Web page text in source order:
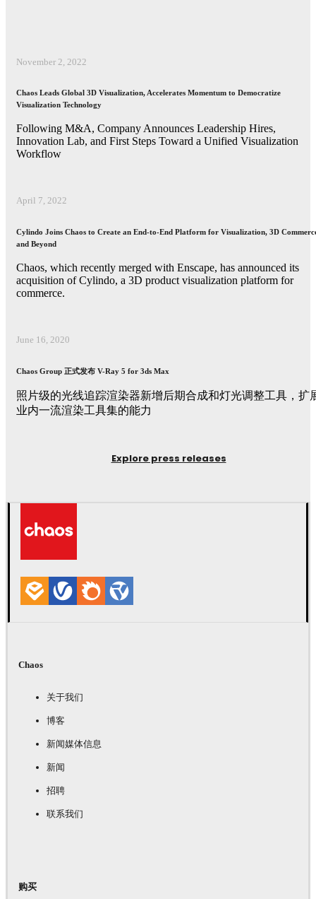
November 2, 2022
Chaos Leads Global 3D Visualization, Accelerates Momentum to Democratize
Visualization Technology
Following M&A, Company Announces Leadership Hires,
Innovation Lab, and First Steps Toward a Unified Visualization
Workflow
April 7, 2022
Cylindo Joins Chaos to Create an End-to-End Platform for Visualization, 3D
and Beyond
Chaos, which recently merged with Enscape, has announced its
acquisition of Cylindo, a 3D product visualization platform for
commerce.
June 16, 2020
Chaos Group 正式发布 V-Ray 5 for 3ds Max
照片级的光线追踪渲染器新增后期合成和灯光调整工具，扩
业内一流渲染工具集的能力
Explore press releases
Chaos
关于我们
博客
新闻媒体信息
新闻
招聘
联系我们
购买